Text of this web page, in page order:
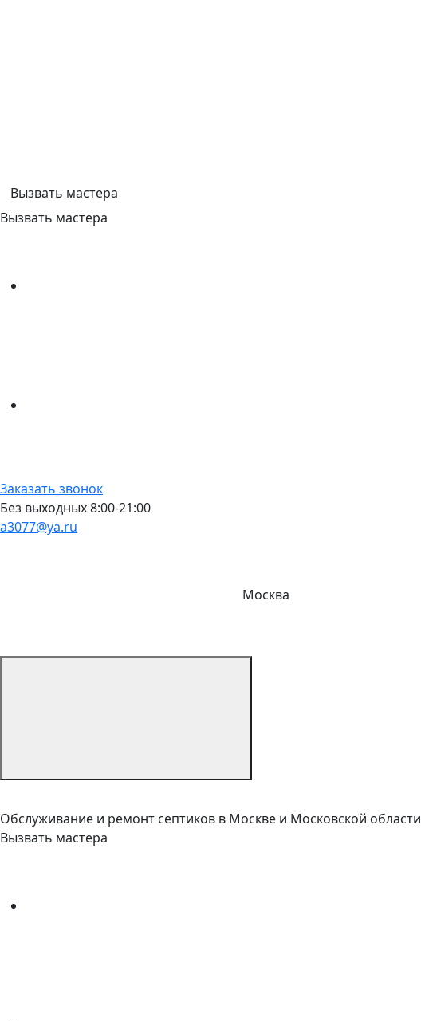
Вызвать мастера
Вызвать мастера
Заказать звонок
Без выходных 8:00-21:00
a3077@ya.ru
Москва
Обслуживание и ремонт септиков в Москве и Московской области
Вызвать мастера